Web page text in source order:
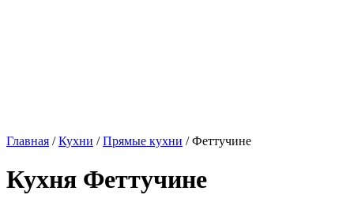
Главная /Кухни /Прямые кухни / Феттучине
Кухня Феттучине